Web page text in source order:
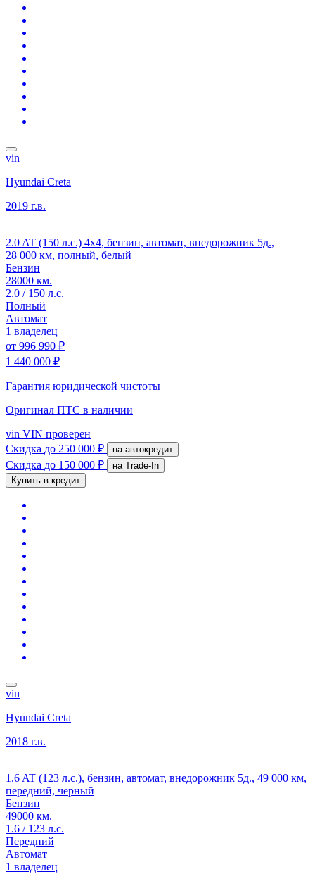
vin
Hyundai Creta
2019 г.в.
2.0 AT (150 л.с.) 4x4, бензин, автомат, внедорожник 5д.,
28 000 км, полный, белый
Бензин
28000 км.
2.0 / 150 л.с.
Полный
Автомат
1 владелец
от 996 990 ₽
1 440 000 ₽
Гарантия юридической чистоты
Оригинал ПТС в наличии
vin VIN проверен
Скидка до 250 000 ₽ на автокредит
Скидка до 150 000 ₽
на Trade-In
Купить в кредит
vin
Hyundai Creta
2018 г.в.
1.6 AT (123 л.с.), бензин, автомат, внедорожник 5д., 49 000 км,
передний, черный
Бензин
49000 км.
1.6 / 123 л.с.
Передний
Автомат
1 владелец